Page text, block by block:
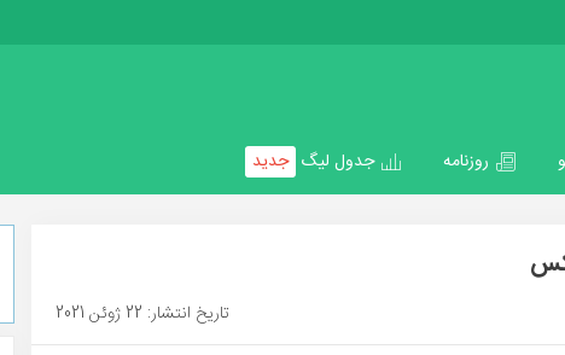
روزنامه جدول لیگ جدید
تاریخ انتشار: 22 ژوئن 2021